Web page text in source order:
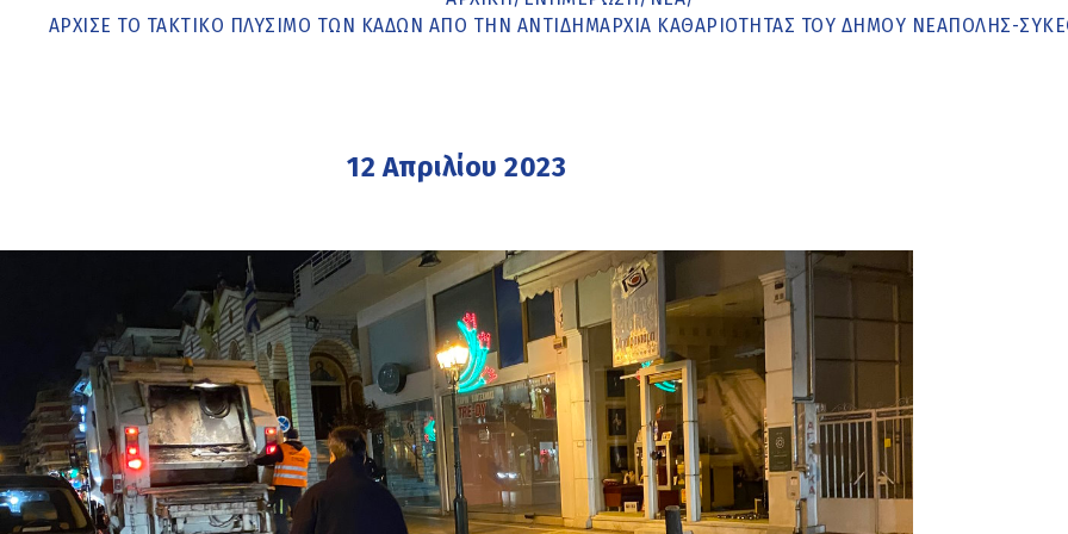
ΆΡΧΙΣΕ ΤΟ ΤΑΚΤΙΚΌ ΠΛΎΣΙΜΟ ΤΩΝ ΚΆΔΩΝ ΑΠΌ ΤΗΝ ΑΝΤΙΔΗΜΑΡΧΊΑ ΚΑΘΑΡΙΌΤΗΤΑΣ ΤΟΥ ΔΉΜΟΥ ΝΕΆΠΟΛΗΣ-
12 Απριλίου 2023